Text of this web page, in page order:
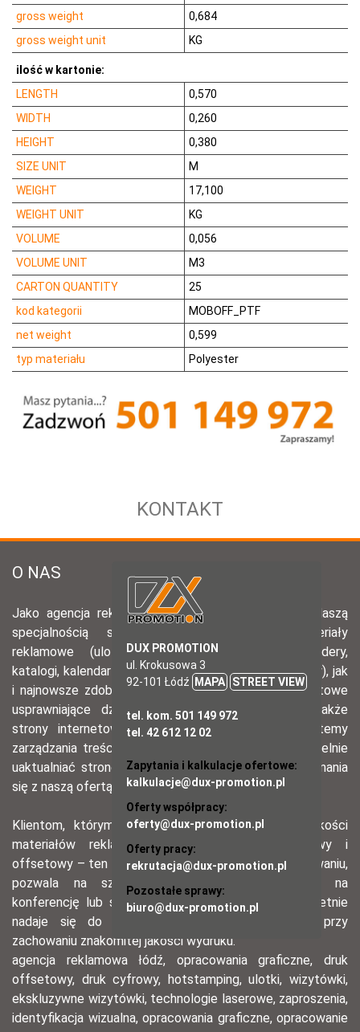
gross weight
0,684
gross weight unit
KG
ilość w kartonie:
LENGTH
0,570
WIDTH
0,260
HEIGHT
0,380
SIZE UNIT
M
WEIGHT
17,100
WEIGHT UNIT
KG
VOLUME
0,056
VOLUME UNIT
M3
CARTON QUANTITY
25
kod kategorii
MOBOFF_PTF
net weight
0,599
typ materiału
Polyester
KONTAKT
DUX PROMOTION
ul. Krokusowa 3
92-101 Łódź
MAPA STREET VIEW
tel. kom. 501 149 972
tel. 42 612 12 02
Zapytania i kalkulacje ofertowe:
kalkulacje@dux-promotion.pl
Oferty współpracy:
oferty@dux-promotion.pl
Oferty pracy:
rekrutacja@dux-promotion.pl
Pozostałe sprawy:
biuro@dux-promotion.pl
O NAS
Jako agencja reklamowa działamy od 2008 roku. Naszą